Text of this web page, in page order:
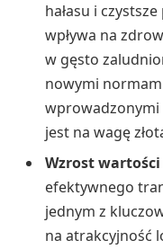
hałasu i
wpływa na
w gęsto
nowymi
wprowadzonymi
jest na wagę
Wzrost
efektywnego
jednym z
na atrakcyjność